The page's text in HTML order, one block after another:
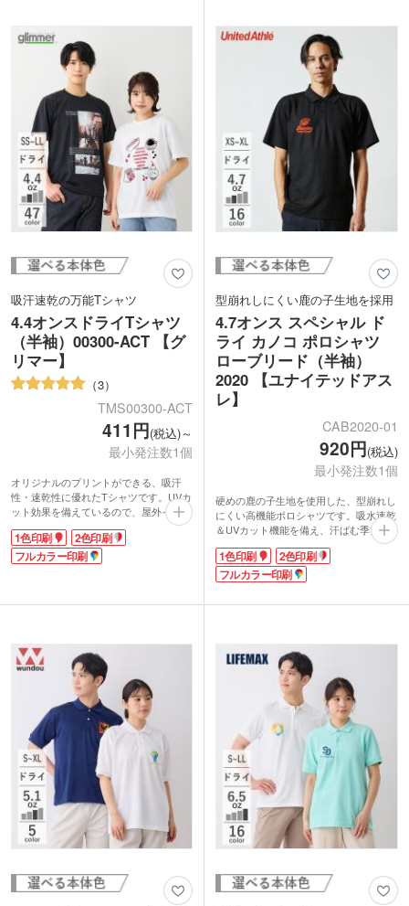
吸汗速乾の万能Tシャツ
4.4オンスドライTシャツ
（半袖）00300-ACT 【グ
リマー】
3
TMS00300-ACT
411円(税込)～
最小発注数1個
オリジナルのプリントができる、吸汗
性・速乾性に優れたTシャツです。UVカ
ット効果を備えているので、屋外イベン
トでも安心。ポリエステル100%のメッ
シュ素材を使用し、サラッとした軽い着
心地が魅力です。
す。豊富なカラーバリエーションからお
好きな色をお選びください。
動画提供 : Printstar
1色印刷
2色印刷
フルカラー印刷
型崩れしにくい鹿の子生地を採用
4.7オンス スペシャル ド
ライ カノコ ポロシャツ
ローブリード（半袖）
2020 【ユナイテッドアス
レ】
CAB2020-01
920円(税込)
最小発注数1個
硬めの鹿の子生地を使用した、型崩れし
にくい高機能ポロシャツです。吸水速乾
＆UVカット機能を備え、汗ばむ季節も
快適に過ごせます。濃色は汗染みが目立
ちにくく、淡色は透けにくいのも嬉しい
ポイント。色落ちしにくく長く着用いた
いが魅力で、オンオフ問わず着やすい一
名入れが映えます。胸元や袖に1色・2
色・フルカラーでショップ名やロゴをプ
リント可能です。オリジナルのスタッフ
用ユニフォームやスポーツチームのウェ
アなどにいかがでしょうか。
1色印刷
2色印刷
フルカラー印刷